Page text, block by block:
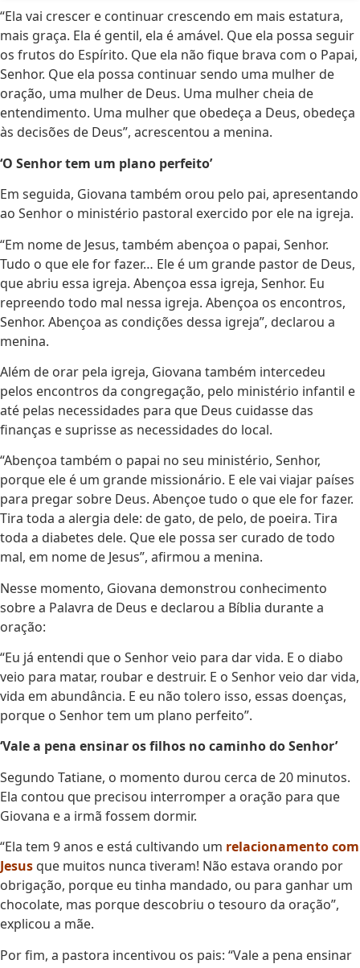
“Ela vai crescer e continuar crescendo em mais estatura,
mais graça. Ela é gentil, ela é amável. Que ela possa seguir
os frutos do Espírito. Que ela não fique brava com o Papai,
Senhor. Que ela possa continuar sendo uma mulher de
oração, uma mulher de Deus. Uma mulher cheia de
entendimento. Uma mulher que obedeça a Deus, obedeça
às decisões de Deus”, acrescentou a menina.
‘O Senhor tem um plano perfeito’
Em seguida, Giovana também orou pelo pai, apresentando
ao Senhor o ministério pastoral exercido por ele na igreja.
“Em nome de Jesus, também abençoa o papai, Senhor.
Tudo o que ele for fazer… Ele é um grande pastor de Deus,
que abriu essa igreja. Abençoa essa igreja, Senhor. Eu
repreendo todo mal nessa igreja. Abençoa os encontros,
Senhor. Abençoa as condições dessa igreja”, declarou a
menina.
Além de orar pela igreja, Giovana também intercedeu
pelos encontros da congregação, pelo ministério infantil e
até pelas necessidades para que Deus cuidasse das
finanças e suprisse as necessidades do local.
“Abençoa também o papai no seu ministério, Senhor,
porque ele é um grande missionário. E ele vai viajar países
para pregar sobre Deus. Abençoe tudo o que ele for fazer.
Tira toda a alergia dele: de gato, de pelo, de poeira. Tira
toda a diabetes dele. Que ele possa ser curado de todo
mal, em nome de Jesus”, afirmou a menina.
Nesse momento, Giovana demonstrou conhecimento
sobre a Palavra de Deus e declarou a Bíblia durante a
oração:
“Eu já entendi que o Senhor veio para dar vida. E o diabo
veio para matar, roubar e destruir. E o Senhor veio dar vida,
vida em abundância. E eu não tolero isso, essas doenças,
porque o Senhor tem um plano perfeito”.
‘Vale a pena ensinar os filhos no caminho do Senhor’
Segundo Tatiane, o momento durou cerca de 20 minutos.
Ela contou que precisou interromper a oração para que
Giovana e a irmã fossem dormir.
“Ela tem 9 anos e está cultivando um relacionamento com
Jesus que muitos nunca tiveram! Não estava orando por
obrigação, porque eu tinha mandado, ou para ganhar um
chocolate, mas porque descobriu o tesouro da oração”,
explicou a mãe.
Por fim, a pastora incentivou os pais: “Vale a pena ensinar